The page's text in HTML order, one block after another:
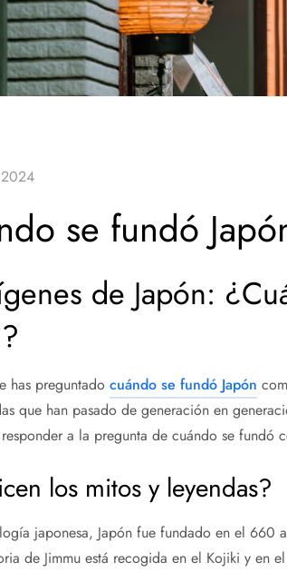
se fundó
de Japón:
has preguntado cuándo se fundó Japón
que han pasado de generación en
a la pregunta de cuándo se fundó
los mitos y leyendas?
japonesa, Japón fue fundado en el 660
de Jimmu está recogida en el Kojiki y en